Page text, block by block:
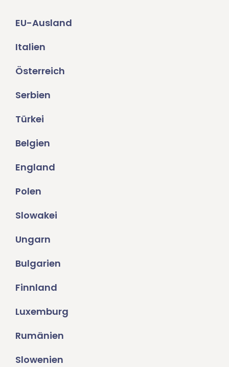
EU-Ausland
Italien
Österreich
Serbien
Türkei
Belgien
England
Polen
Slowakei
Ungarn
Bulgarien
Finnland
Luxemburg
Rumänien
Slowenien